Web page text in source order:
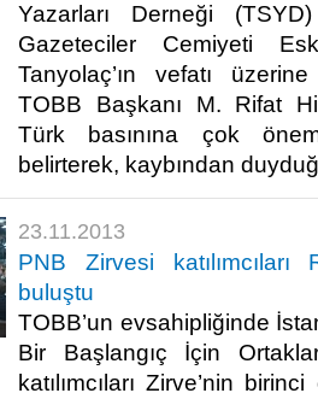
Yazarları Derneği
Gazeteciler Cemiyeti
Tanyolaç’ın vefatı
TOBB Başkanı M. Rifat
Türk basınına çok
belirterek, kaybından
23.11.2013
PNB Zirvesi
buluştu
TOBB’un evsahipliğinde
Bir Başlangıç İçin
katılımcıları Zirve’nin